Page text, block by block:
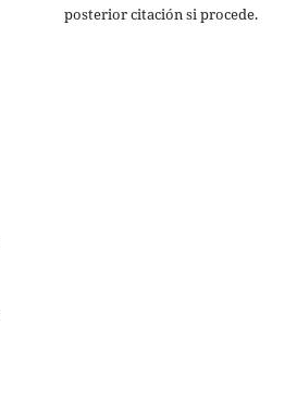
posterior citación si procede.